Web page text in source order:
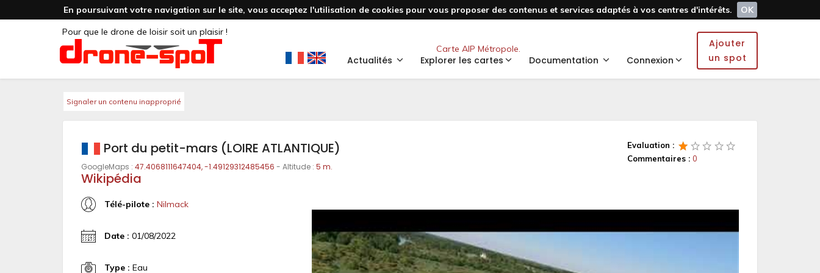
En poursuivant votre navigation sur le site, vous acceptez l'utilisation de cookies pour vous proposer des contenus et services adaptés à vos centres d'intérêts.
OK
Pour que le drone de loisir soit un plaisir !
Carte AIP Métropole.
Actualités Explorer les cartes Documentation Connexion
Ajouter
un spot
Signaler un contenu inapproprié
Evaluation :
Commentaires : 0
Port du petit-mars (LOIRE ATLANTIQUE)
GoogleMaps : 47.4068111647404, -1.49129312485456 - Altitude : 5 m.
Wikipédia
Télé-pilote : Nilmack
Date : 01/08/2022
Type : Eau